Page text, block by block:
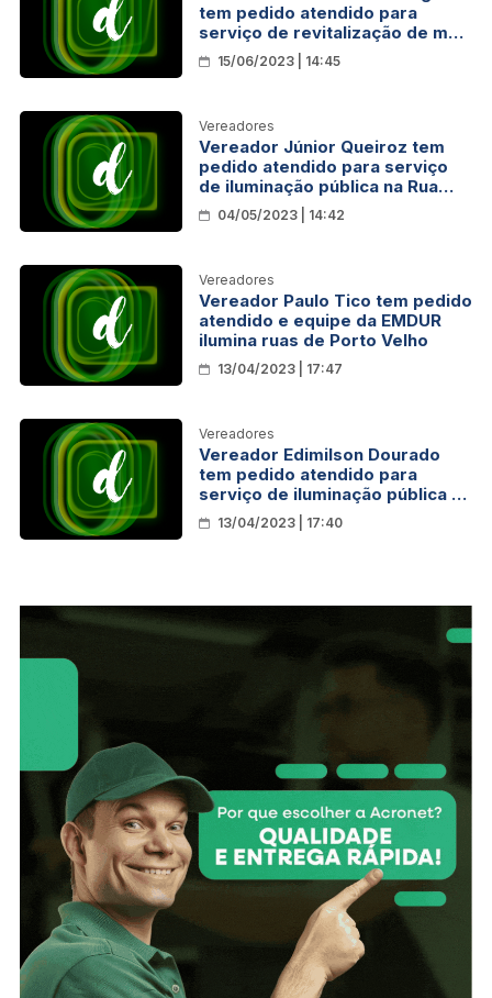
tem pedido atendido para
serviço de revitalização de mais
de 30 pontos de iluminação no
Bairro Terra Prometida
15/06/2023 | 14:45
Vereadores
Vereador Júnior Queiroz tem
pedido atendido para serviço
de iluminação pública na Rua
Virgem
04/05/2023 | 14:42
Vereadores
Vereador Paulo Tico tem pedido
atendido e equipe da EMDUR
ilumina ruas de Porto Velho
13/04/2023 | 17:47
Vereadores
Vereador Edimilson Dourado
tem pedido atendido para
serviço de iluminação pública no
Bairro Caladinho
13/04/2023 | 17:40